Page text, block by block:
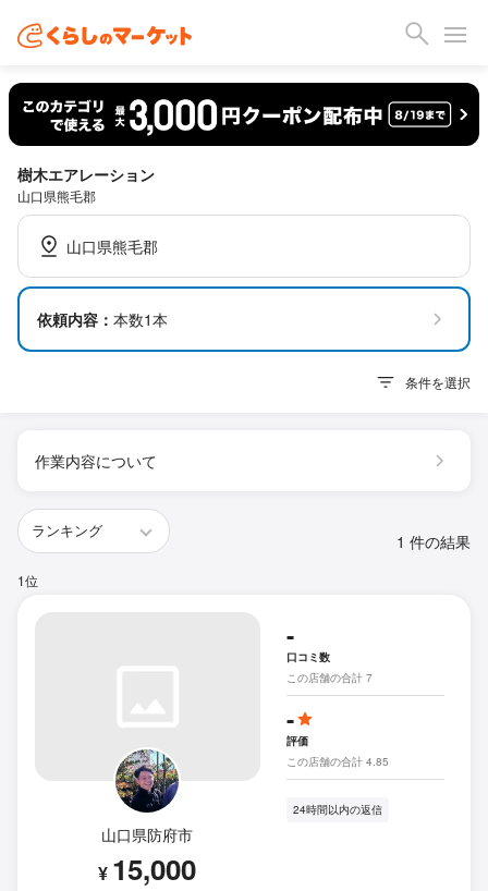
樹木エアレーション
山口県熊毛郡
山口県熊毛郡
依頼内容： 本数1本
条件を選択
作業内容について
1 件の結果
1位
山口県防府市
¥ 15,000
-
口コミ数
この店舗の合計 7
-
評価
この店舗の合計 4.85
24時間以内の返信